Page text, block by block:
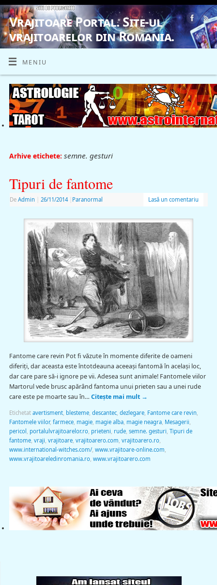
Vrajitoare Portal. Site-ul
vrajitoarelor din Romania.
VRAJITOARE, VRAJITOARELE, VRAJITOARE
MENIU
Arhive etichete: semne. gesturi
Tipuri de fantome
De Admin 26/11/2014 Paranormal Lasă un comentariu
Fantome care revin Pot fi văzute în momente diferite de oameni
diferiți, dar aceasta este întotdeauna aceeași fantomă în acelaşi loc,
dar care pare să-i ignore pe vii. Adesea sunt animale! Fantomele viilor
Martorul vede brusc apărând fantoma unui prieten sau a unei rude
care este pe moarte sau în… Citește mai mult →
Etichetat avertisment, blesteme, descantec, dezlegare, Fantome care revin
Fantomele viilor, farmece, magie, magie alba, magie neagra, Mesagerii
pericol
portalulvrajitoarelor.ro, prieteni rude, semne. gesturi Tipuri de
fantome, vraji vrajitoare, vrajitoarero.com vrajitoarero.ro,
www.international-witches.com/, www.vrajitoare-online.com
www.vrajitoareledinromania.ro, www.vrajitoarero.com